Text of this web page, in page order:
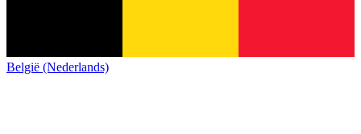
België (Nederlands)